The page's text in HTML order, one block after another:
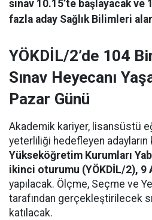
sınav 10.15’te başlayacak ve
fazla aday Sağlık Bilimleri
YÖKDİL/2’de 104
Sınav Heyecanı
Pazar Günü
Akademik kariyer, lisansüstü
yeterliliği hedefleyen adayların
Yükseköğretim Kurumları
ikinci oturumu (YÖKDİL/2), 9
yapılacak. Ölçme, Seçme ve
tarafından gerçekleştirilecek
katılacak.